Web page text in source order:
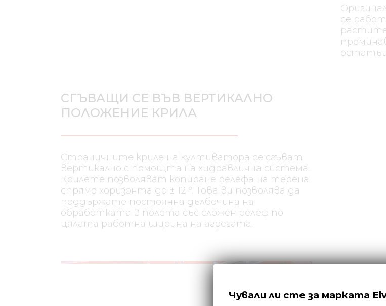
се
СГЪВАЩИ СЕ ВЪВ ВЕРТИКАЛНО
ПОЛОЖЕНИЕ КРИЛА
Страничните криле на култиватора се сгъват
вертикално с помощта на хидравлична система.
Крилете позволяват копиране релефа на терена
спрямо хоризонта до ± 12 °. Това ви позволява да
поддържате постоянна дълбочина на
обработката в полета със сложен релеф по
цялата работна ширина на агрегата.
Чували ли сте за марката